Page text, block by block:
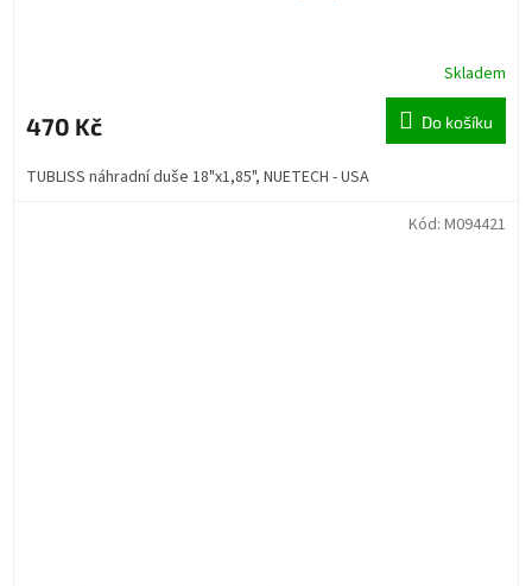
Skladem
470 Kč Do košíku
TUBLISS náhradní duše 18"x1,85", NUETECH - USA
Kód: M094421